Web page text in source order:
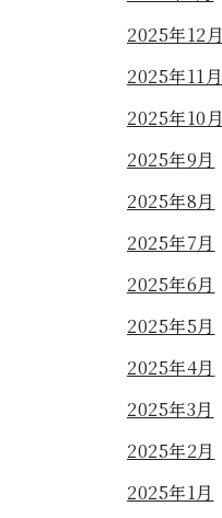
2025年12月
2025年11月
2025年10月
2025年9月
2025年8月
2025年7月
2025年6月
2025年5月
2025年4月
2025年3月
2025年2月
2025年1月